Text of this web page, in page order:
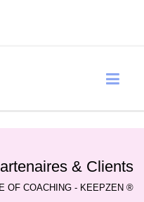
& Clients
OF COACHING - KEEPZEN ®